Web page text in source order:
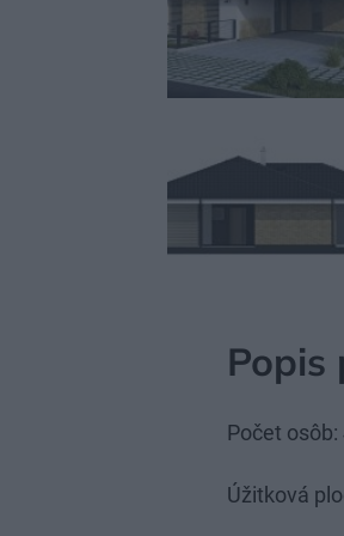
Popis
Počet osôb:
Úžitková